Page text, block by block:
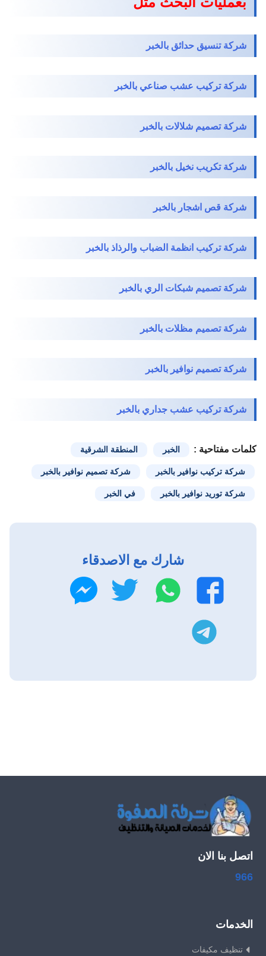
شركة تنسيق حدائق بالخبر
شركة تركيب عشب صناعي بالخبر
شركة تصميم شلالات بالخبر
شركة تكريب نخيل بالخبر
شركة قص اشجار بالخبر
شركة تركيب انظمة الضباب والرذاذ بالخبر
شركة تصميم شبكات الري بالخبر
شركة تصميم مظلات بالخبر
شركة تصميم نوافير بالخبر
شركة تركيب عشب جداري بالخبر
كلمات مفتاحية : الخبر المنطقة الشرقية
شركة تركيب نوافير بالخبر شركة تصميم نوافير بالخبر
شركة توريد نوافير بالخبر في الخبر
شارك مع الاصدقاء
فيسبوك
واتساب تويتر
اتصل بنا الان
966
الخدمات
تنظيف مكيفات